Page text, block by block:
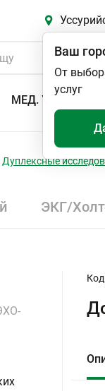
МЕД. УСЛУГИ
Ваш
От
услуг
Дуплексные
ЭКГ/